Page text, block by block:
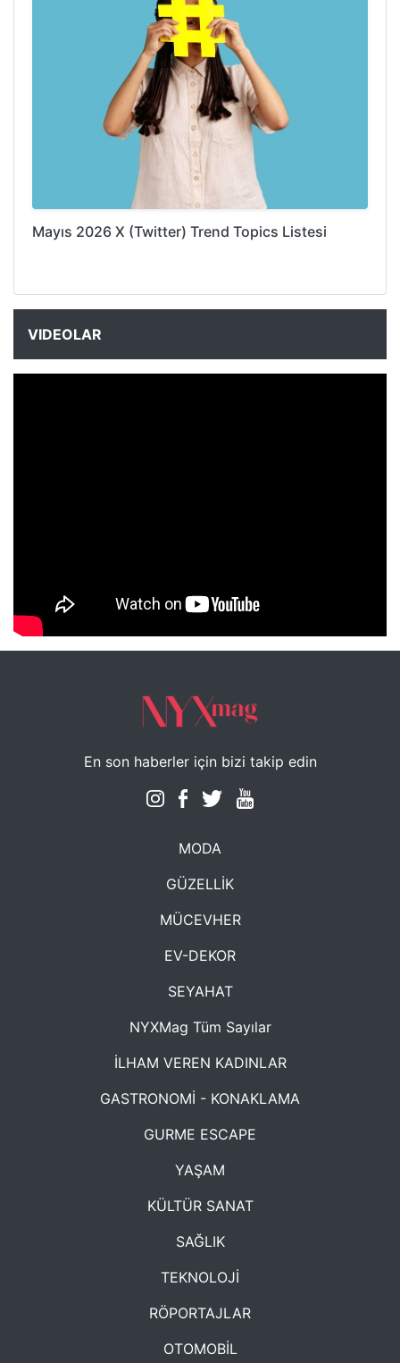
Mayıs 2026 X (Twitter) Trend Topics Listesi
VIDEOLAR
NYXmag 2. Yaş Kutlama Etkinliği
En son haberler için bizi takip edin
MODA
GÜZELLİK
MÜCEVHER
EV-DEKOR
SEYAHAT
NYXMag Tüm Sayılar
İLHAM VEREN KADINLAR
GASTRONOMİ - KONAKLAMA
GURME ESCAPE
YAŞAM
KÜLTÜR SANAT
SAĞLIK
TEKNOLOJİ
RÖPORTAJLAR
OTOMOBİL